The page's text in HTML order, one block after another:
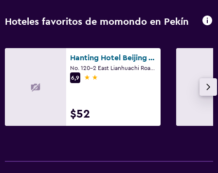
Hoteles favoritos de momondo en Pekín
Hanting Hotel Beijing West Railway Station North Square
6,9
2 estrellas
$52